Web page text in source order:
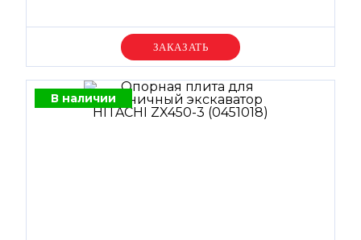
Уточняйте цену
В наличии